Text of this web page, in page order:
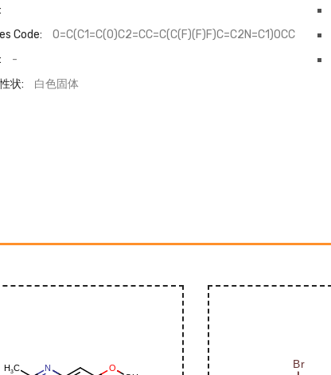
Code:
O=C(C1=C(O)C2=CC=C(C(F)(F)F)C=C2N=C1)OCC
-
状:
白色固体